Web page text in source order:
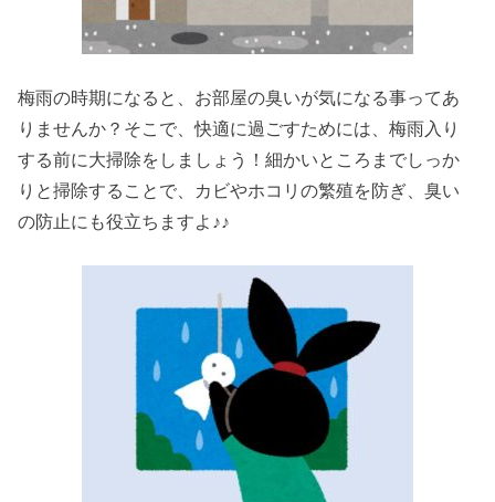
梅雨の時期になると、お部屋の臭いが気になる事ってあ
りませんか？そこで、快適に過ごすためには、梅雨入り
する前に大掃除をしましょう！細かいところまでしっか
りと掃除することで、カビやホコリの繁殖を防ぎ、臭い
の防止にも役立ちますよ♪♪